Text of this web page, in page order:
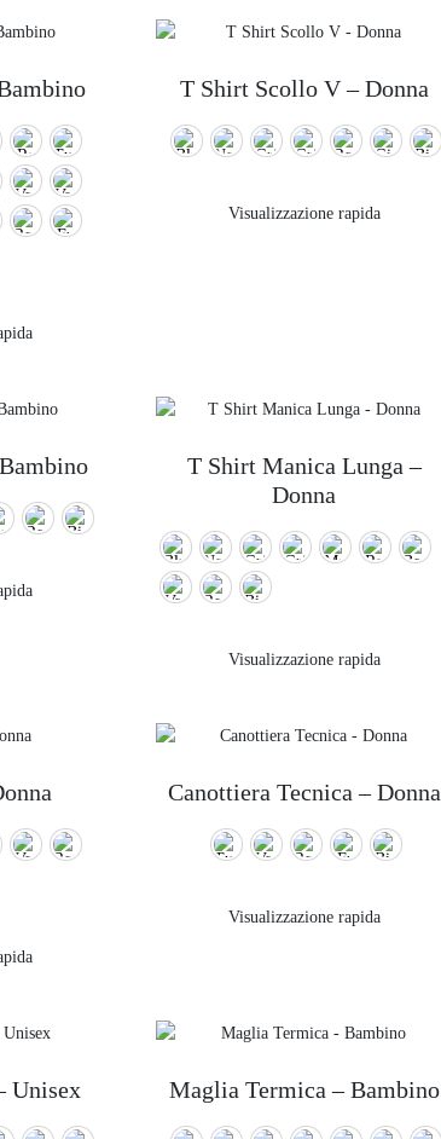
T Shirt Scollo V – Donna
Visualizzazione rapida
T Shirt Manica Lunga –
Donna
Visualizzazione rapida
Canottiera Tecnica – Donna
Visualizzazione rapida
Unisex Maglia Termica – Bambino